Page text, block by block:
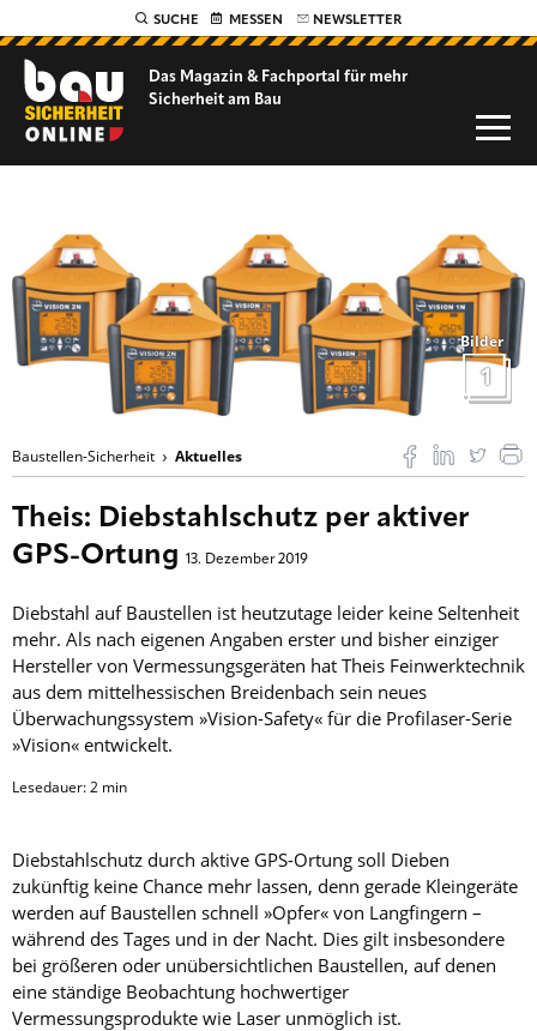
SUCHE MESSEN NEWSLETTER
Das Magazin & Fachportal für mehr
Sicherheit am Bau
Bilder
1
Baustellen-Sicherheit Aktuelles
Theis: Diebstahlschutz per aktiver
GPS-Ortung 13. Dezember 2019
Diebstahl auf Baustellen ist heutzutage leider keine Seltenheit
mehr. Als nach eigenen Angaben erster und bisher einziger
Hersteller von Vermessungsgeräten hat Theis Feinwerktechnik
aus dem mittelhessischen Breidenbach sein neues
Überwachungssystem »Vision-Safety« für die Profilaser-Serie
»Vision« entwickelt.
Lesedauer:2 min
Diebstahlschutz durch aktive GPS-Ortung soll Dieben
zukünftig keine Chance mehr lassen, denn gerade Kleingeräte
werden auf Baustellen schnell »Opfer« von Langfingern –
während des Tages und in der Nacht. Dies gilt insbesondere
bei größeren oder unübersichtlichen Baustellen, auf denen
eine ständige Beobachtung hochwertiger
Vermessungsprodukte wie Laser unmöglich ist.